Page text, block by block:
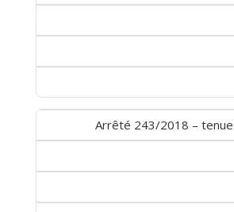
Arrêté 243/2018 –